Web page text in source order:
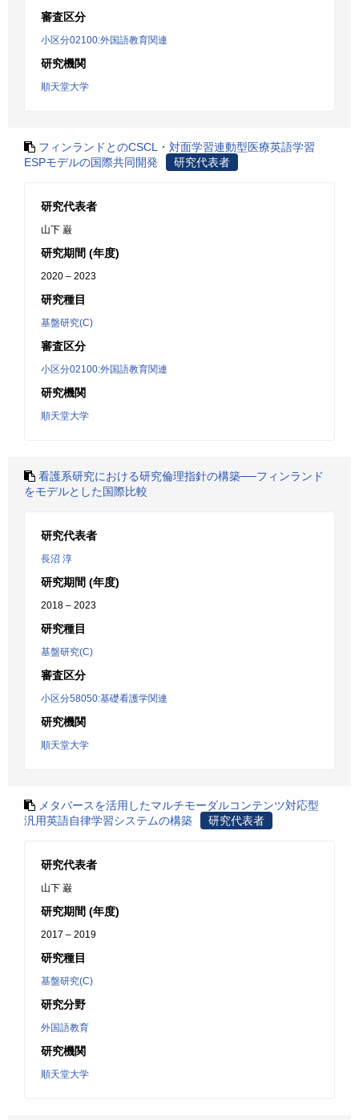
審査区分
小区分02100:外国語教育関連
研究機関
順天堂大学
フィンランドとのCSCL・対面学習連動型医療英語学習
ESPモデルの国際共同開発
研究代表者
研究代表者
山下 巌
研究期間 (年度)
2020 – 2023
研究種目
基盤研究(C)
審査区分
小区分02100:外国語教育関連
研究機関
順天堂大学
看護系研究における研究倫理指針の構築──フィンランド
をモデルとした国際比較
研究代表者
長沼 淳
研究期間 (年度)
2018 – 2023
研究種目
基盤研究(C)
審査区分
小区分58050:基礎看護学関連
研究機関
順天堂大学
メタバースを活用したマルチモーダルコンテンツ対応型
汎用英語自律学習システムの構築
研究代表者
研究代表者
山下 巌
研究期間 (年度)
2017 – 2019
研究種目
基盤研究(C)
研究分野
外国語教育
研究機関
順天堂大学